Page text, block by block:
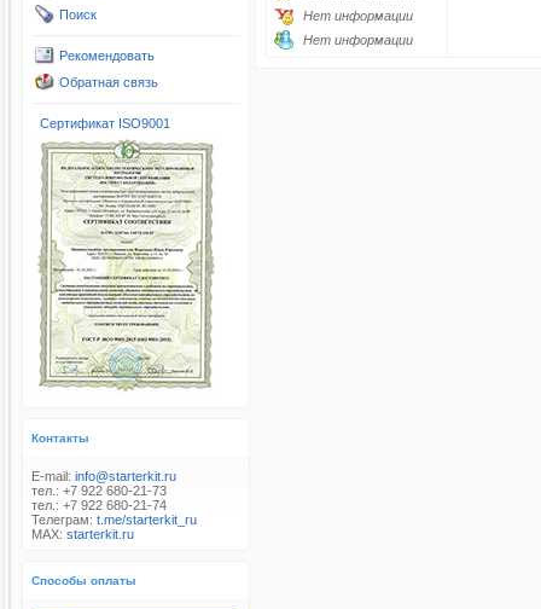
Поиск
Рекомендовать
Обратная связь
Сертификат ISO9001
Контакты
E-mail: info@starterkit.ru
тел.: +7 922 680-21-73
тел.: +7 922 680-21-74
Телеграм: t.me/starterkit_ru
MAX: starterkit.ru
Способы оплаты
Нет информации
Нет информации